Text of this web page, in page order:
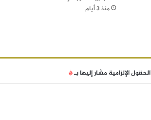
منذ 3 أيام
الحقول الإلزامية مشار إليها بـ*